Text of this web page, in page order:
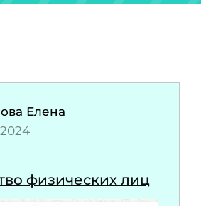
Елена
физических лиц